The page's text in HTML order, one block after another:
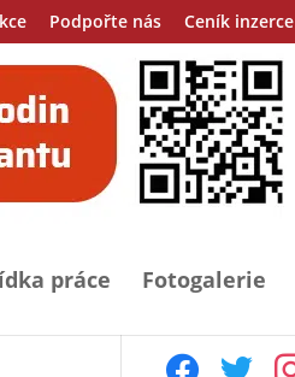
Podpořte nás Ceník inzerce
práce Fotogalerie
facebooktwitter